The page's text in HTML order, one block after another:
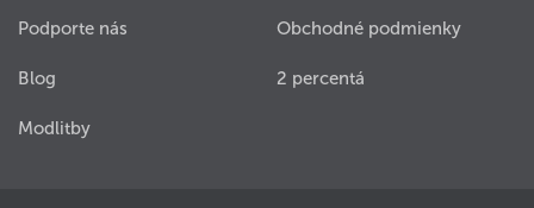
Podporte nás
Blog
Modlitby
Obchodné podmienky
2 percentá